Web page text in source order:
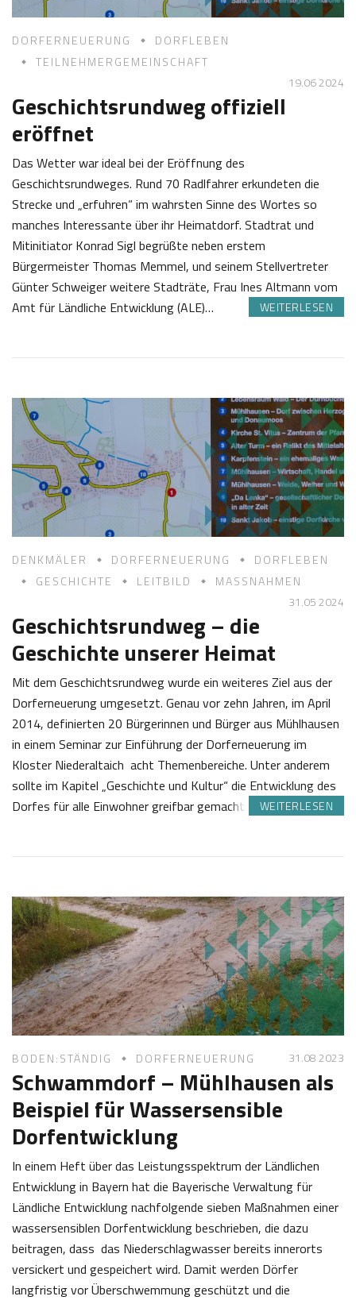
DORFERNEUERUNG
DORFLEBEN
TEILNEHMERGEMEINSCHAFT
19.06 2024
Geschichtsrundweg offiziell
eröffnet
Das Wetter war ideal bei der Eröffnung des
Geschichtsrundweges. Rund 70 Radlfahrer erkundeten die
Strecke und „erfuhren“ im wahrsten Sinne des Wortes so
manches Interessante über ihr Heimatdorf. Stadtrat und
Mitinitiator Konrad Sigl begrüßte neben erstem
Bürgermeister Thomas Memmel, und seinem Stellvertreter
Günter Schweiger weitere Stadträte, Frau Ines Altmann vom
Amt für Ländliche Entwicklung (ALE)…
WEITERLESEN
9
0
0
o
e
a
DENKMÄLER DORFERNEUERUNG
DORFLEBEN
GESCHICHTE
LEITBILD
MASSNAHMEN
31.05 2024
Geschichtsrundweg – die
Geschichte unserer Heimat
Mit dem Geschichtsrundweg wurde ein weiteres Ziel aus der
Dorferneuerung umgesetzt. Genau vor zehn Jahren, im April
2014, definierten 20 Bürgerinnen und Bürger aus Mühlhausen
in einem Seminar zur Einführung der Dorferneuerung im
Kloster Niederaltaich acht Themenbereiche. Unter anderem
sollte im Kapitel „Geschichte und Kultur“ die Entwicklung des
Dorfes für alle Einwohner greifbar gemacht werden.…
WEITERLESEN
1
0
5
2
0
2
4
o
e
f
K
a
s
t
l
BODEN:STÄNDIG DORFERNEUERUNG 31.08 2023
Schwammdorf – Mühlhausen als
Beispiel für Wassersensible
Dorfentwicklung
In einem Heft über das Leistungsspektrum der Ländlichen
Entwicklung in Bayern hat die Bayerische Verwaltung für
Ländliche Entwicklung nachfolgende sieben Maßnahmen einer
wassersensiblen Dorfentwicklung beschrieben, die dazu
beitragen, dass das Niederschlagwasser bereits innerorts
versickert und gespeichert wird. Damit werden Dörfer
langfristig vor Überschwemmung geschützt und die